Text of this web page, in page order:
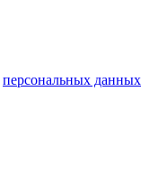
персональных данных